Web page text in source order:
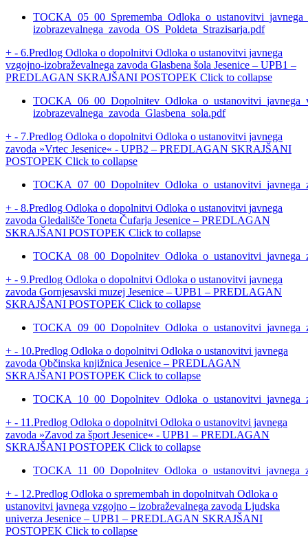
izobrazevalnega_zavoda_OS_Poldeta_Strazisarja.pdf
+ - 6.Predlog Odloka o dopolnitvi Odloka o ustanovitvi javnega
vzgojno-izobraževalnega zavoda Glasbena šola Jesenice – UPB1 –
PREDLAGAN SKRAJŠANI POSTOPEK Click to collapse
izobrazevalnega_zavoda_Glasbena_sola.pdf
+ - 7.Predlog Odloka o dopolnitvi Odloka o ustanovitvi javnega
zavoda »Vrtec Jesenice« - UPB2 – PREDLAGAN SKRAJŠANI
POSTOPEK Click to collapse
+ - 8.Predlog Odloka o dopolnitvi Odloka o ustanovitvi javnega
zavoda Gledališče Toneta Čufarja Jesenice – PREDLAGAN
SKRAJŠANI POSTOPEK Click to collapse
+ - 9.Predlog Odloka o dopolnitvi Odloka o ustanovitvi javnega
zavoda Gornjesavski muzej Jesenice – UPB1 – PREDLAGAN
SKRAJŠANI POSTOPEK Click to collapse
+ - 10.Predlog Odloka o dopolnitvi Odloka o ustanovitvi javnega
zavoda Občinska knjižnica Jesenice – PREDLAGAN
SKRAJŠANI POSTOPEK Click to collapse
+ - 11.Predlog Odloka o dopolnitvi Odloka o ustanovitvi javnega
zavoda »Zavod za šport Jesenice« - UPB1 – PREDLAGAN
SKRAJŠANI POSTOPEK Click to collapse
+ - 12.Predlog Odloka o spremembah in dopolnitvah Odloka o
ustanovitvi javnega vzgojno – izobraževalnega zavoda Ljudska
univerza Jesenice – UPB1 – PREDLAGAN SKRAJŠANI
POSTOPEK Click to collapse